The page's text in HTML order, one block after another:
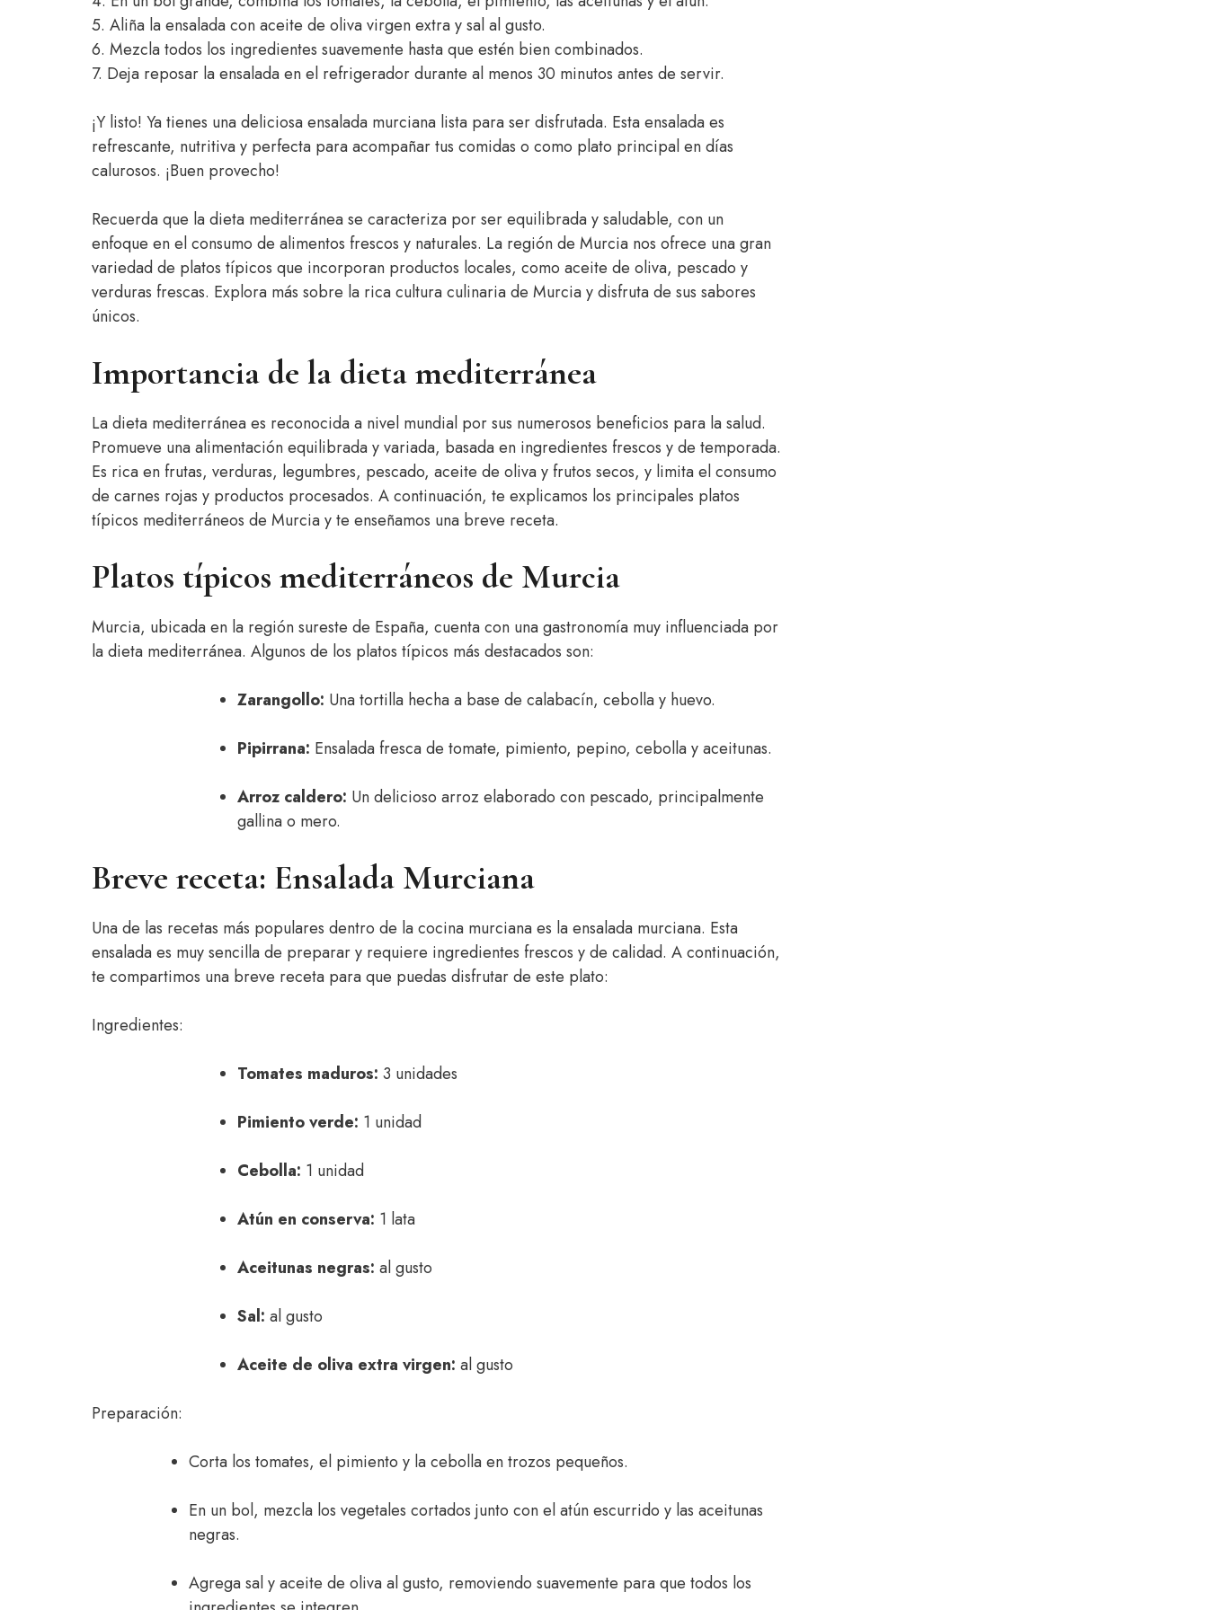
5. Aliña la ensalada con aceite de oliva virgen extra y sal al gusto.
6. Mezcla todos los ingredientes suavemente hasta que estén bien combinados.
7. Deja reposar la ensalada en el refrigerador durante al menos 30 minutos antes de servir.
¡Y listo! Ya tienes una deliciosa ensalada murciana lista para ser disfrutada. Esta ensalada es
refrescante, nutritiva y perfecta para acompañar tus comidas o como plato principal en días
calurosos. ¡Buen provecho!
Recuerda que la dieta mediterránea se caracteriza por ser equilibrada y saludable, con un
enfoque en el consumo de alimentos frescos y naturales. La región de Murcia nos ofrece una gran
variedad de platos típicos que incorporan productos locales, como aceite de oliva, pescado y
verduras frescas. Explora más sobre la rica cultura culinaria de Murcia y disfruta de sus sabores
únicos.
Importancia de la dieta mediterránea
La dieta mediterránea es reconocida a nivel mundial por sus numerosos beneficios para la salud.
Promueve una alimentación equilibrada y variada, basada en ingredientes frescos y de temporada.
Es rica en frutas, verduras, legumbres, pescado, aceite de oliva y frutos secos, y limita el consumo
de carnes rojas y productos procesados. A continuación, te explicamos los principales platos
típicos mediterráneos de Murcia y te enseñamos una breve receta.
Platos típicos mediterráneos de Murcia
Murcia, ubicada en la región sureste de España, cuenta con una gastronomía muy influenciada por
la dieta mediterránea. Algunos de los platos típicos más destacados son:
Zarangollo: Una tortilla hecha a base de calabacín, cebolla y huevo.
Pipirrana: Ensalada fresca de tomate, pimiento, pepino, cebolla y aceitunas.
Arroz caldero: Un delicioso arroz elaborado con pescado, principalmente
gallina o mero.
Breve receta: Ensalada Murciana
Una de las recetas más populares dentro de la cocina murciana es la ensalada murciana. Esta
ensalada es muy sencilla de preparar y requiere ingredientes frescos y de calidad. A continuación,
te compartimos una breve receta para que puedas disfrutar de este plato:
Ingredientes:
Tomates maduros: 3 unidades
Pimiento verde: 1 unidad
Cebolla: 1 unidad
Atún en conserva: 1 lata
Aceitunas negras: al gusto
Sal: al gusto
Aceite de oliva extra virgen: al gusto
Preparación:
Corta los tomates, el pimiento y la cebolla en trozos pequeños.
En un bol, mezcla los vegetales cortados junto con el atún escurrido y las aceitunas
negras.
Agrega sal y aceite de oliva al gusto, removiendo suavemente para que todos los